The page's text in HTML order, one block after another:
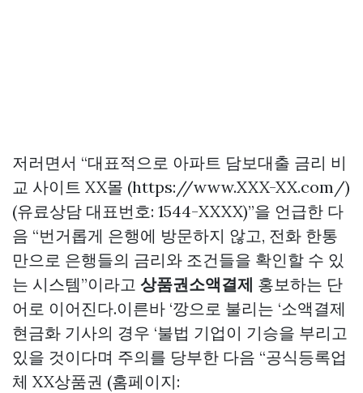
저러면서 “대표적으로 아파트 담보대출 금리 비
교 사이트 XX몰 (https://www.XXX-XX.com/)
(유료상담 대표번호: 1544-XXXX)”을 언급한 다
음 “번거롭게 은행에 방문하지 않고, 전화 한통
만으로 은행들의 금리와 조건들을 확인할 수 있
는 시스템”이라고 상품권소액결제 홍보하는 단
어로 이어진다.이른바 ‘깡으로 불리는 ‘소액결제
현금화 기사의 경우 ‘불법 기업이 기승을 부리고
있을 것이다며 주의를 당부한 다음 “공식등록업
체 XX상품권 (홈페이지: